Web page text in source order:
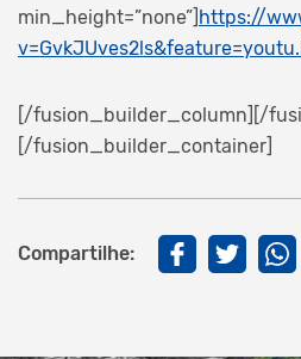
min_height=”none”] https://
[/fusion_builder_column][/
[/fusion_builder_container]
Compartilhe: